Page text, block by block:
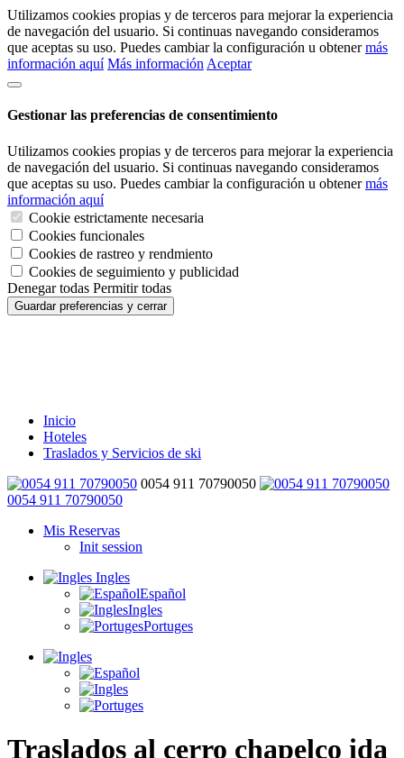
Utilizamos cookies propias y de terceros para mejorar la experiencia
de navegación del usuario. Si continuas navegando consideramos
que aceptas su uso. Puedes cambiar la configuración u obtenermás
información aquí Más información Aceptar
Gestionar las preferencias de consentimiento
Utilizamos cookies propias y de terceros para mejorar la experiencia
de navegación del usuario. Si continuas navegando consideramos
que aceptas su uso. Puedes cambiar la configuración u obtenermás
información aquí
Cookie estrictamente necesaria
Cookies funcionales
Cookies de rastreo y rendmiento
Cookies de seguimiento y publicidad
Denegar todas Permitir todas
Guardar preferencias y cerrar
Inicio
Hoteles
Traslados y Servicios de ski
0054 911 70790050
0054 911 70790050
Mis Reservas
Init session
Ingles
Español
Ingles
Portuges
Traslados al cerro chapelco ida